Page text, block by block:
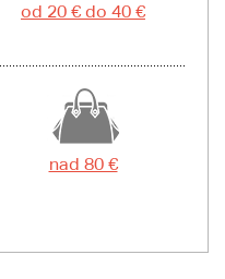
od 20 € do 40 €
nad 80 €